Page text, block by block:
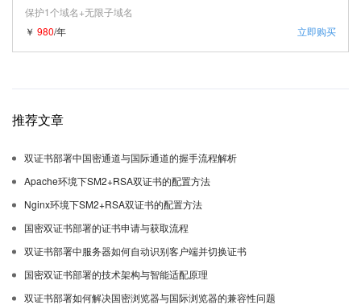
保护1个域名+无限子域名
立即购买
￥ 980/年
推荐文章
双证书部署中国密通道与国际通道的握手流程解析
Apache环境下SM2+RSA双证书的配置方法
Nginx环境下SM2+RSA双证书的配置方法
国密双证书部署的证书申请与获取流程
双证书部署中服务器如何自动识别客户端并切换证书
国密双证书部署的技术架构与智能适配原理
双证书部署如何解决国密浏览器与国际浏览器的兼容性问题